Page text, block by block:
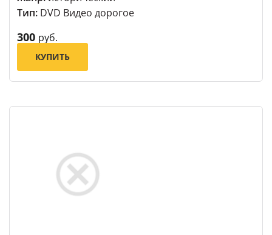
Тип: DVD Видео дорогое
300 руб.
КУПИТЬ